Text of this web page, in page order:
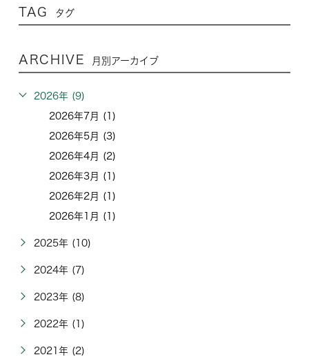
TAG タグ
ARCHIVE 月別アーカイブ
2026年 (9)
2026年7月 (1)
2026年5月 (3)
2026年4月 (2)
2026年3月 (1)
2026年2月 (1)
2026年1月 (1)
2025年 (10)
2024年 (7)
2023年 (8)
2022年 (1)
2021年 (2)